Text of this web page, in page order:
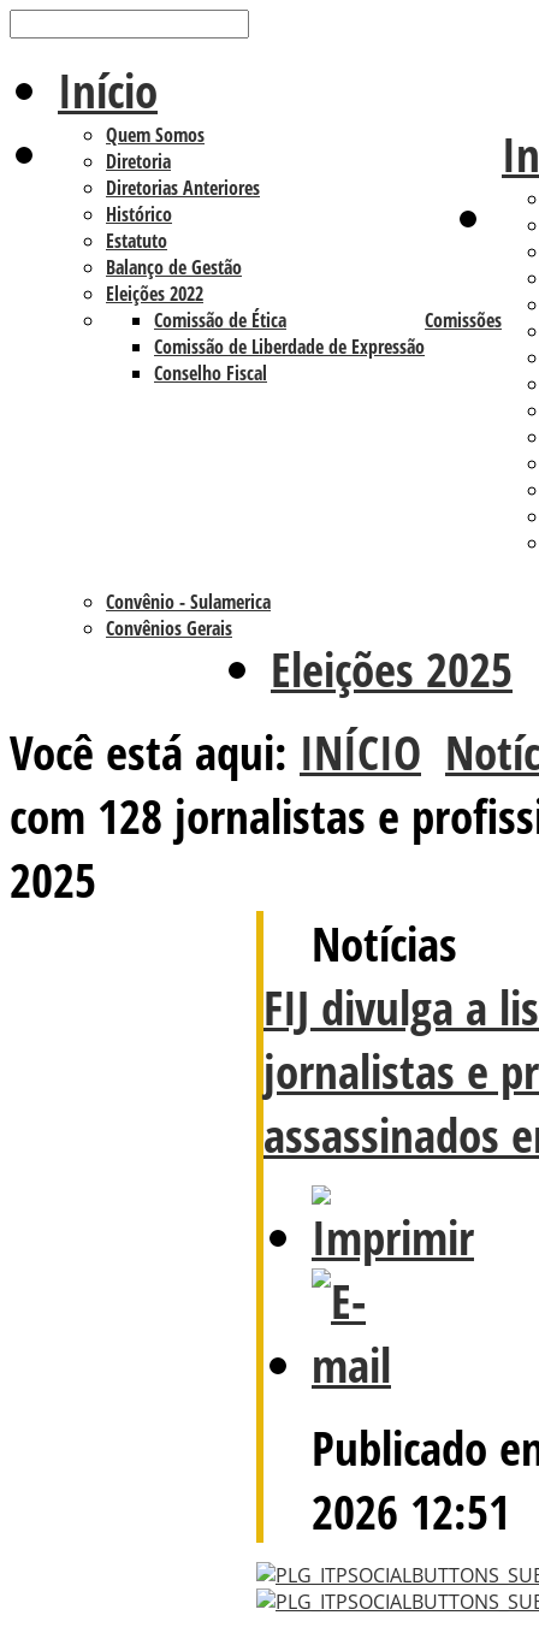
Início
Quem Somos
Diretoria
Diretorias Anteriores
Histórico
Estatuto
Balanço de Gestão
Eleições 2022
Comissões
Comissão de Ética
Comissão de Liberdade de Expressão
Conselho Fiscal
Convênio - Sulamerica
Convênios Gerais
Eleições 2025
Você está aqui: INÍCIO
com 128 jornalistas e
2025
Notícias
FIJ divulga a
jornalistas e
assassinados
Publicado
2026 12:51